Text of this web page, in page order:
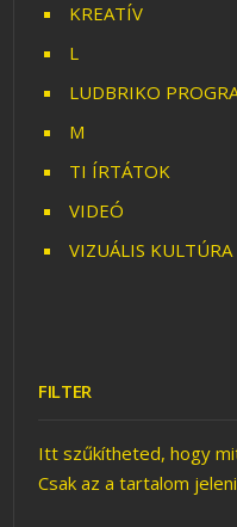
KREATÍV
L
LUDBRIKO
M
TI ÍRTÁTOK
VIDEÓ
VIZUÁLIS KULTÚRA
FILTER
Itt szűkítheted, hogy
Csak az a tartalom